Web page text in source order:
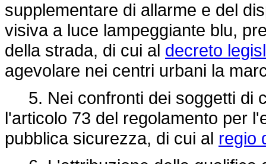
supplementare di allarme e del
visiva a luce lampeggiante blu,
della strada, di cui al decreto
agevolare nei centri urbani la
5. Nei confronti dei soggetti di
l'articolo 73 del regolamento per
pubblica sicurezza, di cui al regio